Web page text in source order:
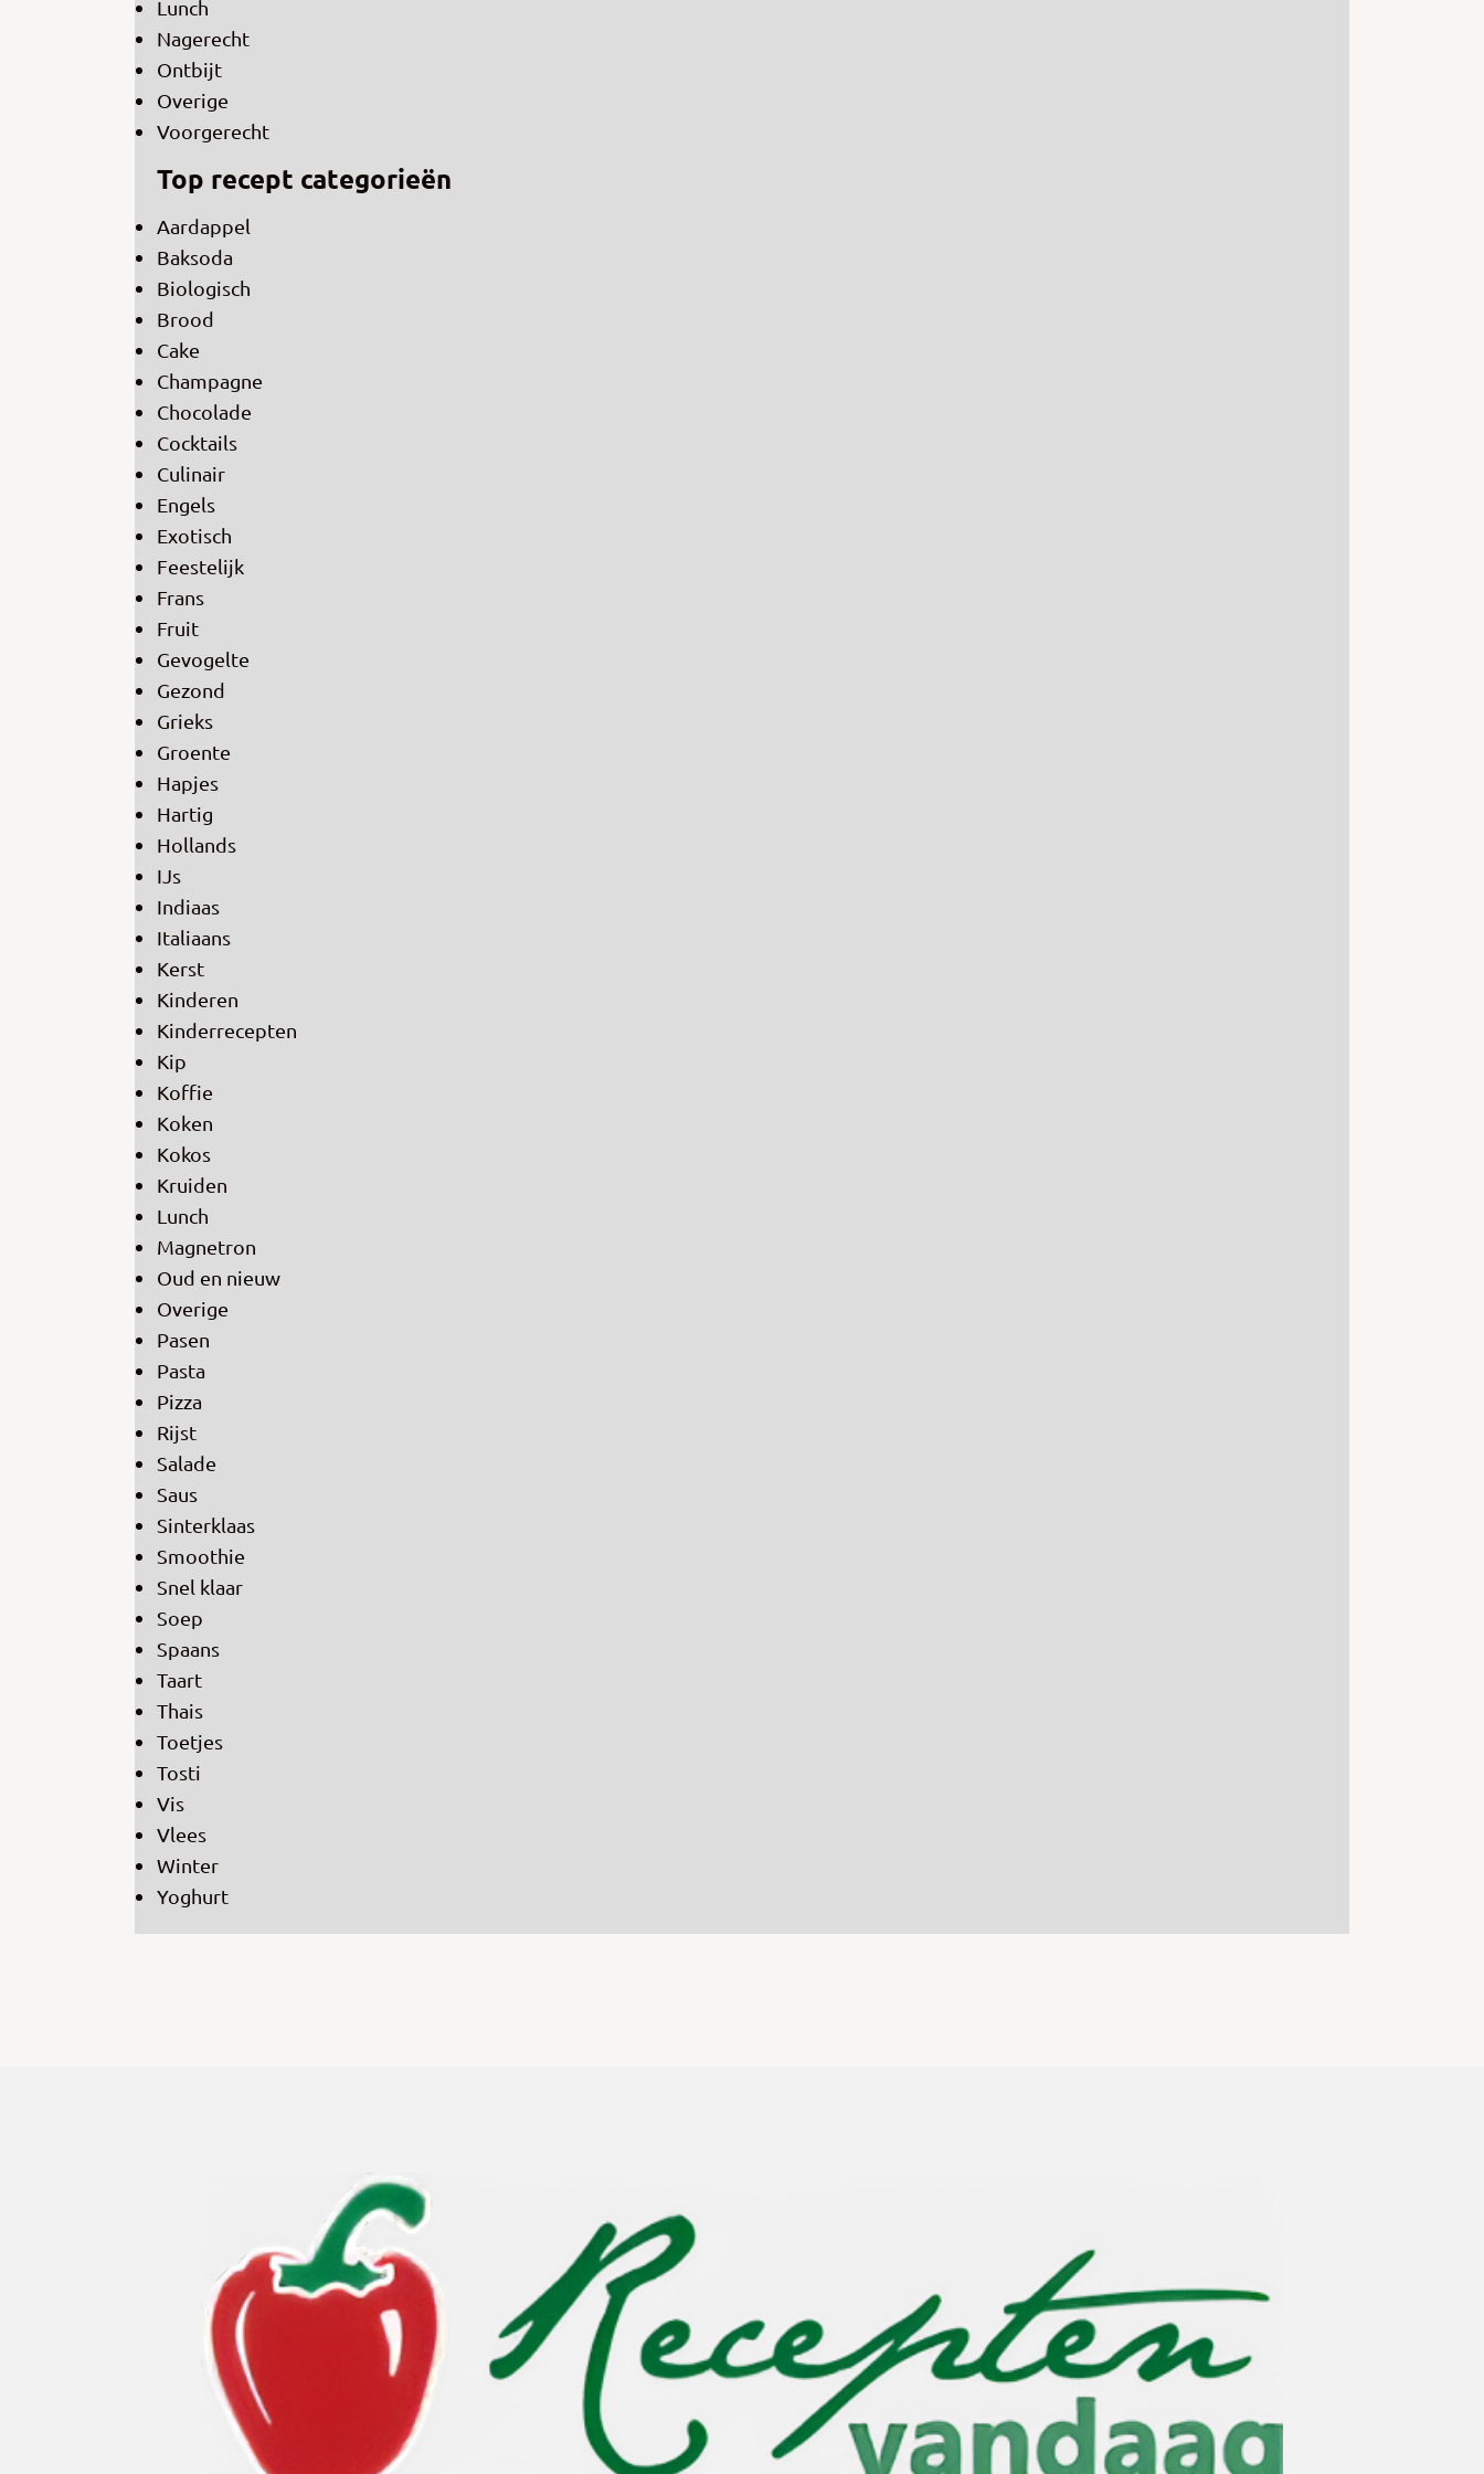
Lunch
Nagerecht
Ontbijt
Overige
Voorgerecht
Top recept categorieën
Aardappel
Baksoda
Biologisch
Brood
Cake
Champagne
Chocolade
Cocktails
Culinair
Engels
Exotisch
Feestelijk
Frans
Fruit
Gevogelte
Gezond
Grieks
Groente
Hapjes
Hartig
Hollands
IJs
Indiaas
Italiaans
Kerst
Kinderen
Kinderrecepten
Kip
Koffie
Koken
Kokos
Kruiden
Lunch
Magnetron
Oud en nieuw
Overige
Pasen
Pasta
Pizza
Rijst
Salade
Saus
Sinterklaas
Smoothie
Snel klaar
Soep
Spaans
Taart
Thais
Toetjes
Tosti
Vis
Vlees
Winter
Yoghurt